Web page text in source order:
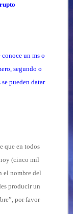
conoce un ms o
segundo o
pueden datar
que en todos
(cinco mil
el nombre del
producir un
por favor